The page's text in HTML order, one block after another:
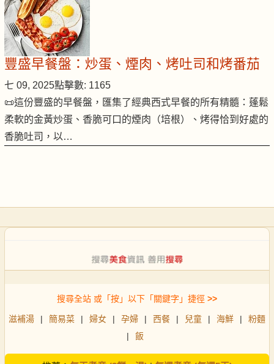
豐盛早餐盤：炒蛋、煙肉、烤吐司和烤番茄
七 09, 2025點擊數: 1165
📜這份豐盛的早餐盤，匯集了經典西式早餐的所有精髓：蓬鬆
柔軟的金黃炒蛋、香脆可口的煙肉（培根）、烤得恰到好處的
香脆吐司，以…
搜尋全站 或「按」以下「關鍵字」捷徑 >>
滋補湯 | 簡易菜 | 婦女 | 孕婦 | 西餐 | 兒童 | 海鮮 |
粉麵
|
飯